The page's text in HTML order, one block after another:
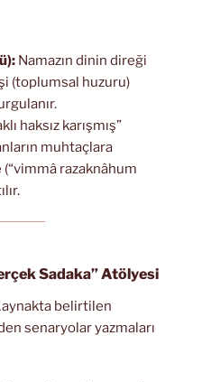
Namazın dinin direği
(toplumsal huzuru)
haksız karışmış”
muhtaçlara
(“vimmâ razaknâhum
Sadaka” Atölyesi
belirtilen
senaryolar yazmaları